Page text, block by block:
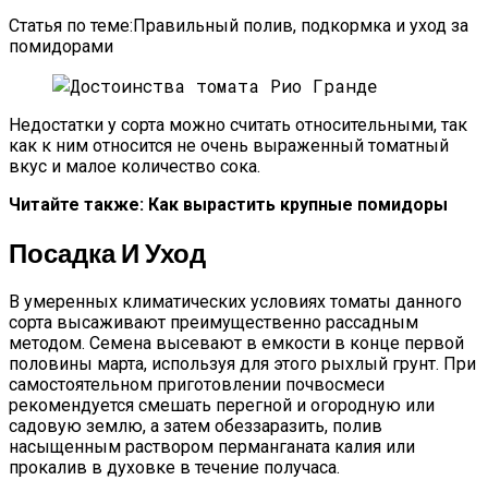
Статья по теме:Правильный полив, подкормка и уход за
помидорами
Недостатки у сорта можно считать относительными, так
как к ним относится не очень выраженный томатный
вкус и малое количество сока.
Читайте также: Как вырастить крупные помидоры
Посадка И Уход
В умеренных климатических условиях томаты данного
сорта высаживают преимущественно рассадным
методом. Семена высевают в емкости в конце первой
половины марта, используя для этого рыхлый грунт. При
самостоятельном приготовлении почвосмеси
рекомендуется смешать перегной и огородную или
садовую землю, а затем обеззаразить, полив
насыщенным раствором перманганата калия или
прокалив в духовке в течение получаса.